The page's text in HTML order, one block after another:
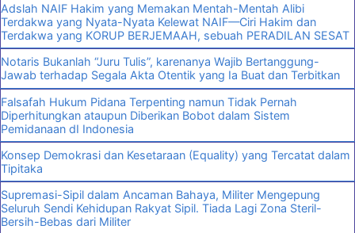
Adslah NAIF Hakim yang Memakan Mentah-Mentah Alibi
Terdakwa yang Nyata-Nyata Kelewat NAIF—Ciri Hakim dan
Terdakwa yang KORUP BERJEMAAH, sebuah PERADILAN SESAT
Notaris Bukanlah “Juru Tulis”, karenanya Wajib Bertanggung-
Jawab terhadap Segala Akta Otentik yang Ia Buat dan Terbitkan
Falsafah Hukum Pidana Terpenting namun Tidak Pernah
Diperhitungkan ataupun Diberikan Bobot dalam Sistem
Pemidanaan dI Indonesia
Konsep Demokrasi dan Kesetaraan (Equality) yang Tercatat dalam
Tipitaka
Supremasi-Sipil dalam Ancaman Bahaya, Militer Mengepung
Seluruh Sendi Kehidupan Rakyat Sipil. Tiada Lagi Zona Steril-
Bersih-Bebas dari Militer